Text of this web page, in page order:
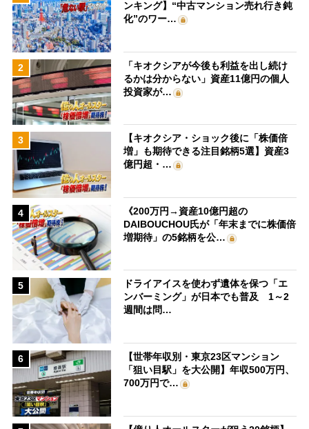
ンキング】“中古マンション売れ行き鈍
化”のワー…
2
「キオクシアが今後も利益を出し続け
るかは分からない」資産11億円の個人
投資家が…
3
【キオクシア・ショック後に「株価倍
増」も期待できる注目銘柄5選】資産3
億円超・…
4
《200万円→資産10億円超の
DAIBOUCHOU氏が「年末までに株価倍
増期待」の5銘柄を公…
5
ドライアイスを使わず遺体を保つ「エ
ンバーミング」が日本でも普及 1～2
週間は問…
6
【世帯年収別・東京23区マンション
「狙い目駅」を大公開】年収500万円、
700万円で…